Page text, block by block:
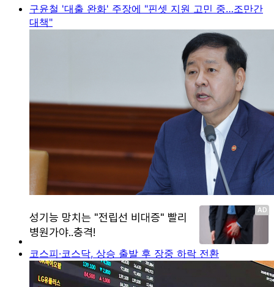
구윤철 '대출 완화' 주장에 "핀셋 지원 고민 중…조만간
대책"
코스피·코스닥, 상승 출발 후 장중 하락 전환